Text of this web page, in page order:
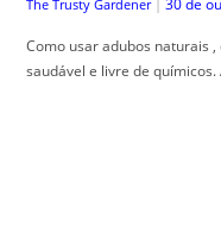
The Trusty Gardener |
Como usar adubos naturais
saudável e livre de